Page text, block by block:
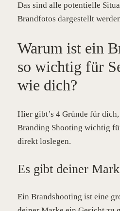
Das sind alle potentielle
Brandfotos dargestellt
Warum ist ein
so wichtig für
wie dich?
Hier gibt’s 4 Gründe für
Branding Shooting wichtig
direkt loslegen.
Es gibt deiner
Ein Brandshooting ist eine